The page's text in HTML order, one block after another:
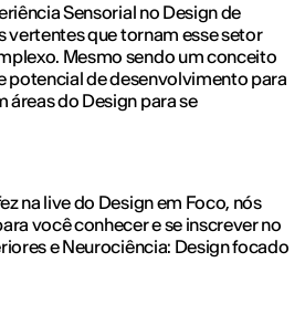
Sensorial no Design de
vertentes que tornam esse setor
Mesmo sendo um conceito
potencial de desenvolvimento para
áreas do Design para se
na live do Design em Foco, nós
você conhecer e se inscrever no
e Neurociência: Design focado